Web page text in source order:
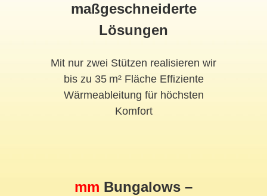
maßgeschneiderte
Lösungen
Mit nur zwei Stützen realisieren wir
bis zu 35 m² Fläche Effiziente
Wärmeableitung für höchsten
Komfort
mm Bungalows –